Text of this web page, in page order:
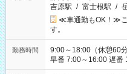
吉原駅 / 富士根駅 /
≪車通勤もOK！≫ご
す。
勤務時間
9:00～18:00（休憩60分） ■ご希望があれば下記シフト
早番 7:00～16:00 遅番
と休みを合わせたい」